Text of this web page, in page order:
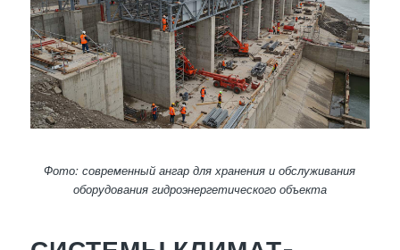
Фото: современный ангар для хранения и обслуживания
оборудования гидроэнергетического объекта